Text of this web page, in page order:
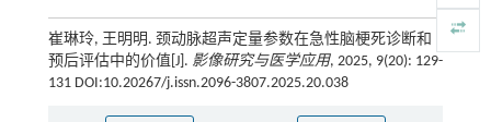
崔琳玲, 王明明. 颈动脉超声定量参数在急性脑梗死诊断和
预后评估中的价值[J]. 影像研究与医学应用, 2025, 9(20): 129-
131 DOI:10.20267/j.issn.2096-3807.2025.20.038